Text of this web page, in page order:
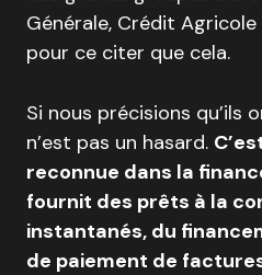
Générale, Crédit Agricole
pour ce citer que cela.
Si nous précisions qu’ils
n’est pas un hasard.
reconnue dans la
fournit des prêts à la
instantanés, du
de paiement de